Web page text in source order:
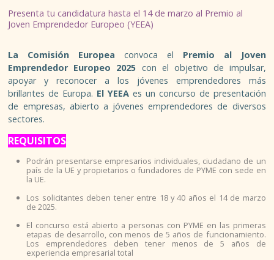
ESPACIO MÚSICA JOVEN
TALLERES
PROGRAMA DE MÚSICA
SIAJ
INFORMACIÓN GENERAL Y RECURSOS
ASESORÍAS
CARNÉS JUVENILES
FORMACIÓN TIEMPO LIBRE
Presenta tu candidatura hasta el 14 de marzo al Premio al
Joven Emprendedor Europeo (YEEA)
La Comisión Europea convoca el Premio al Joven
Emprendedor Europeo 2025 con el objetivo de impulsar,
apoyar y reconocer a los jóvenes emprendedores más
brillantes de Europa. El YEEA es un concurso de presentación
de empresas, abierto a jóvenes emprendedores de diversos
sectores.
REQUISITOS
Podrán presentarse empresarios individuales, ciudadano de un
país de la UE y propietarios o fundadores de PYME con sede en
la UE.
Los solicitantes deben tener entre 18 y 40 años el 14 de marzo
de 2025.
El concurso está abierto a personas con PYME en las primeras
etapas de desarrollo, con menos de 5 años de funcionamiento.
Los emprendedores deben tener menos de 5 años de
experiencia empresarial total